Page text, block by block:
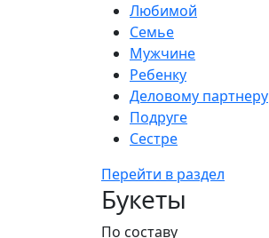
Любимой
Семье
Мужчине
Ребенку
Деловому партнеру
Подруге
Сестре
Перейти в раздел
Букеты
По составу